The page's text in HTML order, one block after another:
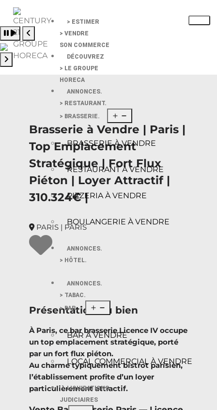
> ESTIMER
> VENDRE
SON COMMERCE
DÉCOUVREZ
> LE GROUPE
HORECA
ANNONCES.
> RESTAURANT.
> BRASSERIE.
BRASSERIE À VENDRE
RESTAURANT À VENDRE
PIZZERIA À VENDRE
BOULANGERIE À VENDRE
ANNONCES.
> HÔTEL.
ANNONCES.
> TABAC.
> BAR.
BAR À VENDRE
LOCAL COMMERCIAL À VENDRE
LIQUIDATIONS
JUDICIAIRES
Pause slide rotation
Resume slide rotation
Previous slide
Brasserie à Vendre | Paris |
Top Emplacement
Stratégique | Fort Flux
Piéton | Loyer Attractif |
310.324€ |
PARIS | PARIS
Présentation du bien
À Paris, ce bar brasserie Licence IV occupe
un top emplacement stratégique, porté
par un fort flux piéton.
Au charme typiquement bistrot parisien,
l’établissement profite d’un loyer
particulièrement attractif.